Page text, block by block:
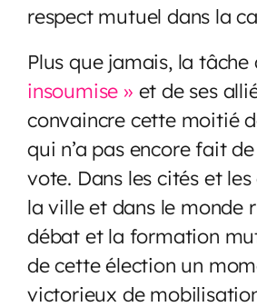
respect mutuel dans la
Plus que jamais, la tâche
insoumise » et de ses
convaincre cette moitié
qui n’a pas encore fait
vote. Dans les cités et
la ville et dans le monde
débat et la formation
de cette élection un
victorieux de